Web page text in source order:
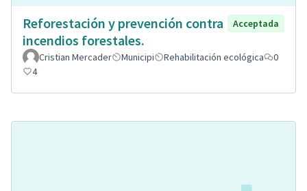
Reforestación y prevención contra
incendios forestales.
Acceptada
Cristian Mercader Municipi Rehabilitación ecológica
0
4